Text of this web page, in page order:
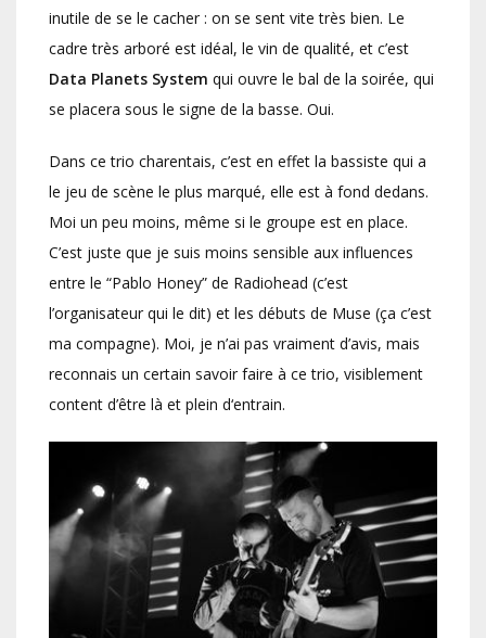
inutile de se le cacher : on se sent vite très bien. Le
cadre très arboré est idéal, le vin de qualité, et c’est
Data Planets System qui ouvre le bal de la soirée, qui
se placera sous le signe de la basse. Oui.
Dans ce trio charentais, c’est en effet la bassiste qui a
le jeu de scène le plus marqué, elle est à fond dedans.
Moi un peu moins, même si le groupe est en place.
C’est juste que je suis moins sensible aux influences
entre le “Pablo Honey” de Radiohead (c’est
l’organisateur qui le dit) et les débuts de Muse (ça c’est
ma compagne). Moi, je n’ai pas vraiment d’avis, mais
reconnais un certain savoir faire à ce trio, visiblement
content d’être là et plein d‘entrain.